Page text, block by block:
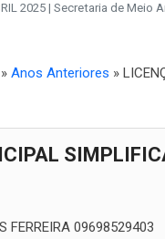
2025 | Secretaria de Meio
» Anos Anteriores »
FERREIRA 09698529403